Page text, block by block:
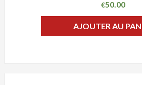
€50.00
AJOUTER AU